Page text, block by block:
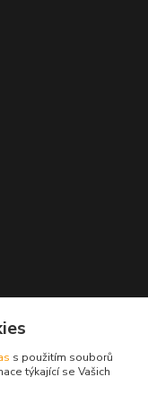
ČR a SR ●
s použitím souborů
týkající se Vašich